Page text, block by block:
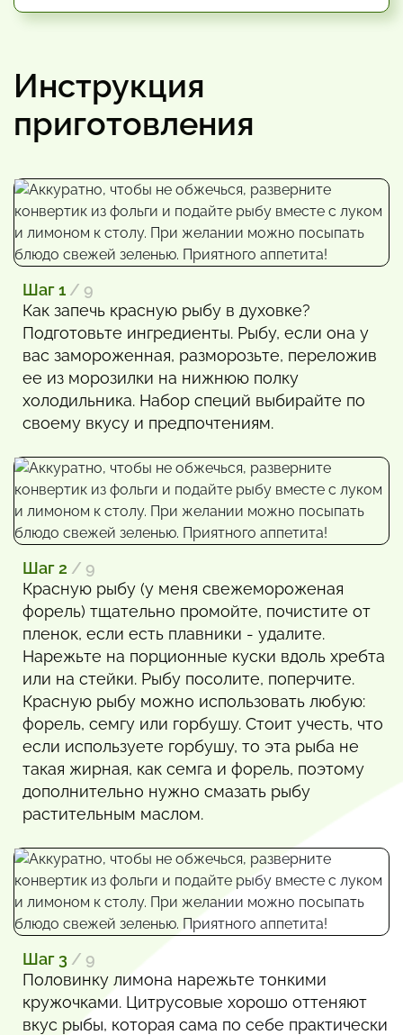
Инструкция
приготовления
Шаг 1 / 9
Как запечь красную рыбу в духовке?
Подготовьте ингредиенты. Рыбу, если она у
вас замороженная, разморозьте, переложив
ее из морозилки на нижнюю полку
холодильника. Набор специй выбирайте по
своему вкусу и предпочтениям.
Шаг 2 / 9
Красную рыбу (у меня свежемороженая
форель) тщательно промойте, почистите от
пленок, если есть плавники - удалите.
Нарежьте на порционные куски вдоль хребта
или на стейки. Рыбу посолите, поперчите.
Красную рыбу можно использовать любую:
форель, семгу или горбушу. Стоит учесть, что
если используете горбушу, то эта рыба не
такая жирная, как семга и форель, поэтому
дополнительно нужно смазать рыбу
растительным маслом.
Шаг 3 / 9
Половинку лимона нарежьте тонкими
кружочками. Цитрусовые хорошо оттеняют
вкус рыбы, которая сама по себе практически